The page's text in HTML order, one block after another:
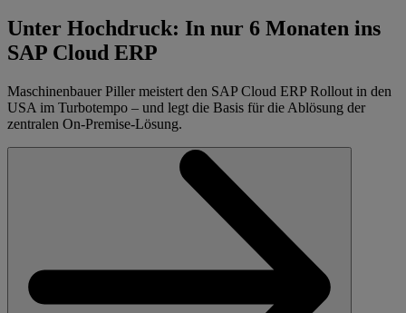
Unter Hochdruck: In nur 6 Monaten ins
SAP Cloud ERP
Maschinenbauer Piller meistert den SAP Cloud ERP Rollout in den
USA im Turbotempo – und legt die Basis für die Ablösung der
zentralen On-Premise-Lösung.